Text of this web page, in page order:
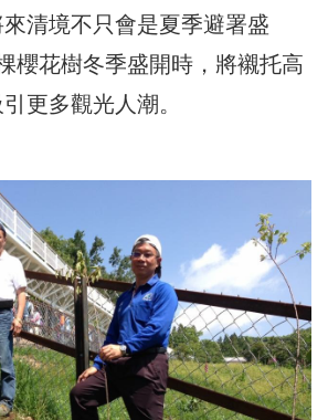
清境不只會是夏季避署盛
櫻花樹冬季盛開時，將襯托高
更多觀光人潮。